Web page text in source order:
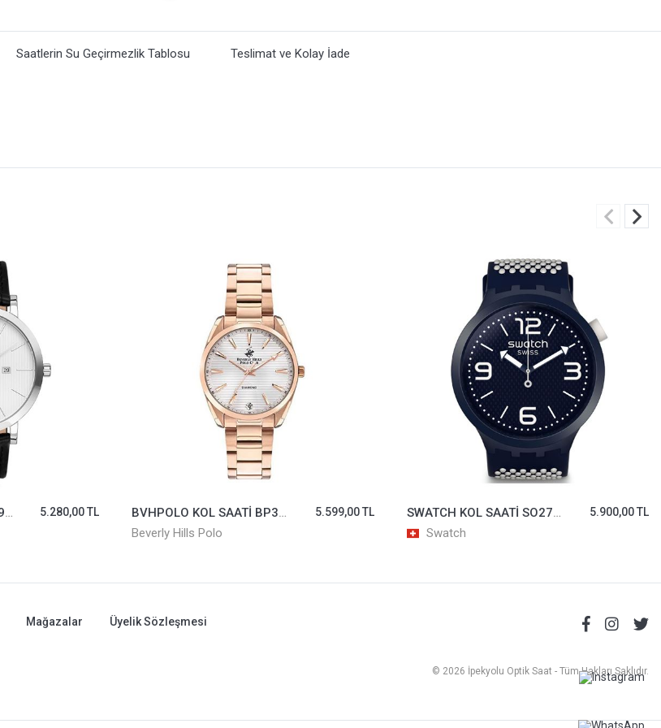
Saatlerin Su Geçirmezlik Tablosu Teslimat ve Kolay İade
BVHPOLO KOL SAATİ BH9647-01
5.280,00 TL
BVHPOLO KOL SAATİ BP3338X.430
Beverly Hills Polo
5.599,00 TL
SWATCH KOL SAATİ SO27N101
Swatch
5.900,00 TL
Mağazalar
Üyelik Sözleşmesi
© 2026 İpekyolu Optik Saat - Tüm Hakları Saklıdır.